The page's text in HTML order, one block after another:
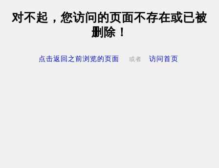
对不起，您访问的页面不存在或已被
删除！
点击返回之前浏览的页面 或者 访问首页